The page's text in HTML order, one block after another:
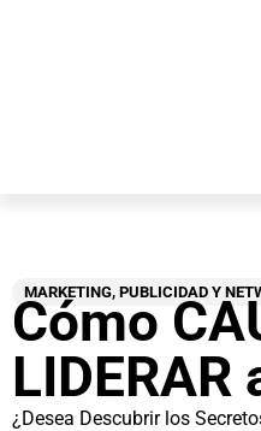
MARKETING, PUBLICIDAD Y
Cómo
¿Desea Descubrir los